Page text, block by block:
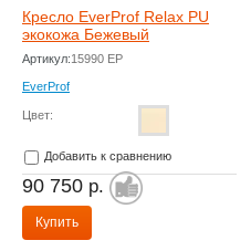
Кресло EverProf Relax PU
экокожа Бежевый
Артикул:15990 EP
EverProf
Цвет:
Добавить к сравнению
90 750 р.
Купить